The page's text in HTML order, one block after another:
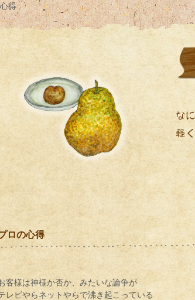
得
ロの心得
客様は神様か否か、みたいな論争が
レビやらネットやらで沸き起こっている